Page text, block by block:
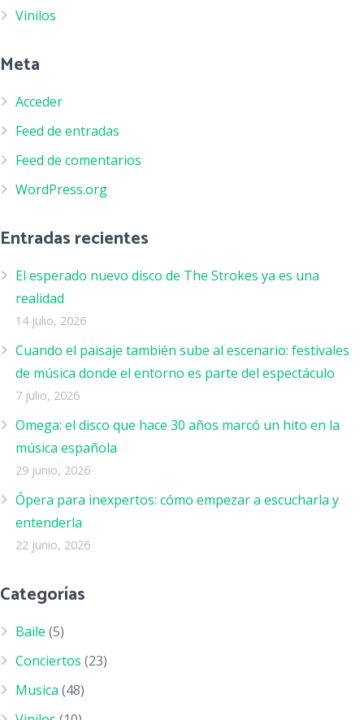
Vinilos
Meta
Acceder
Feed de entradas
Feed de comentarios
WordPress.org
Entradas recientes
El esperado nuevo disco de The Strokes ya es una
realidad
14 julio, 2026
Cuando el paisaje también sube al escenario: festivales
de música donde el entorno es parte del espectáculo
7 julio, 2026
Omega: el disco que hace 30 años marcó un hito en la
música española
29 junio, 2026
Ópera para inexpertos: cómo empezar a escucharla y
entenderla
22 junio, 2026
Categorías
Baile (5)
Conciertos (23)
Musica (48)